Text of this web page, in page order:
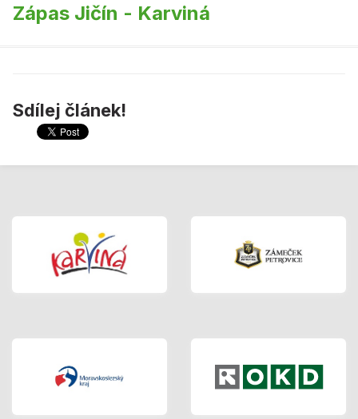
Zápas Jičín - Karviná
Sdílej článek!